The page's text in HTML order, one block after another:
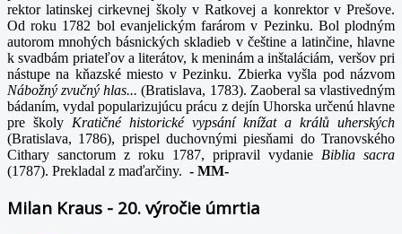
rektor latinskej cirkevnej školy v Ratkovej a konrektor v Prešove.
Od roku 1782 bol evanjelickým farárom v Pezinku. Bol plodným
autorom mnohých básnických skladieb v češtine a latinčine, hlavne
k svadbám priateľov a literátov, k meninám a inštaláciám, veršov pri
nástupe na kňazské miesto v Pezinku. Zbierka vyšla pod názvom
Nábožný zvučný hlas...(Bratislava, 1783). Zaoberal sa vlastivedným
bádaním, vydal popularizujúcu prácu z dejín Uhorska určenú hlavne
pre školy Kratičné historické vypsání knížat a králů uherských
(Bratislava, 1786), prispel duchovnými piesňami do Tranovského
Cithary sanctorum z roku 1787, pripravil vydanie Biblia sacra
(1787). Prekladal z maďarčiny. - MM-
Milan Kraus - 20. výročie úmrtia